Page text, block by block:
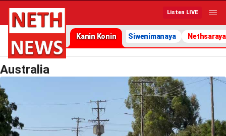
Listen LIVE
Kanin Konin Siwenimanaya Nethsaraya
Australia